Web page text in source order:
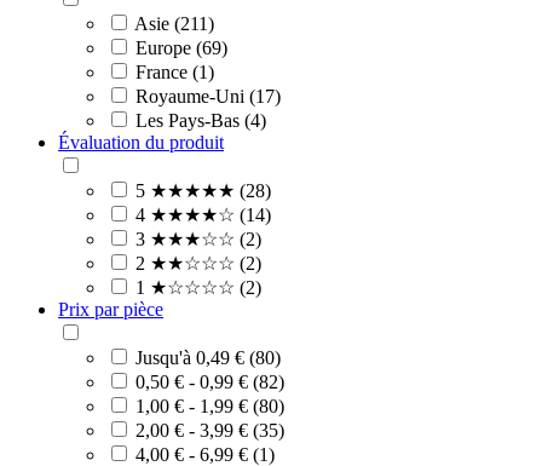
Asie (211)
Europe (69)
France (1)
Royaume-Uni (17)
Les Pays-Bas (4)
Évaluation du produit
5 ★★★★★ (28)
4 ★★★★☆ (14)
3 ★★★☆☆ (2)
2 ★★☆☆☆ (2)
1 ★☆☆☆☆ (2)
Prix par pièce
Jusqu'à 0,49 € (80)
0,50 € - 0,99 € (82)
1,00 € - 1,99 € (80)
2,00 € - 3,99 € (35)
4,00 € - 6,99 € (1)